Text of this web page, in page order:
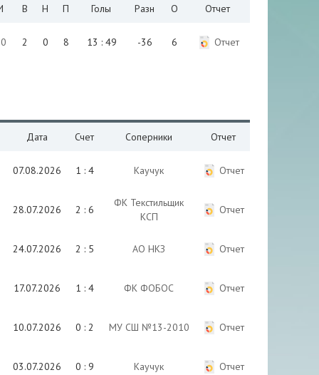
В Н П Голы Разн О Отчет
2 0 8 13 : 49 -36 6 Отчет
Дата Счет Соперники Отчет
07.08.2026 1 : 4 Каучук Отчет
28.07.2026 2 : 6
ФК Текстильщик
КСП
Отчет
24.07.2026 2 : 5 АО НКЗ Отчет
17.07.2026 1 : 4 ФК ФОБОС Отчет
10.07.2026 0 : 2 МУ СШ №13-2010 Отчет
03.07.2026 0 : 9 Каучук Отчет